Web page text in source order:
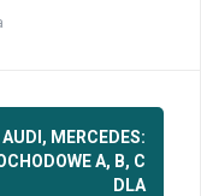
AUDI, MERCEDES:
A, B, C
DLA